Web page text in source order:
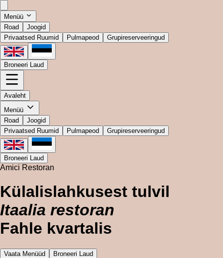
Menüü
Road
Joogid
Privaatsed Ruumid
Pulmapeod Grupireserveeringud
Broneeri Laud
Avaleht
Menüü
Road
Joogid
Privaatsed Ruumid
Pulmapeod Grupireserveeringud
Broneeri Laud
Amici Restoran
Külalislahkusest tulvil
Itaalia restoran
Fahle kvartalis
Vaata Menüüd Broneeri Laud